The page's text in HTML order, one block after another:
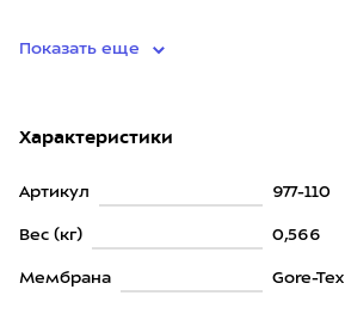
Показать еще
Характеристики
Артикул 977-110
Вес (кг) 0,566
Мембрана Gore-Tex